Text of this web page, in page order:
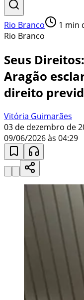
Rio Branco 1 min
Rio Branco
Seus
Aragão
direito
Vitória Guimarães
03 de dezembro de
09/06/2026 às 04:29